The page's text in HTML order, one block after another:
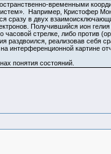
временными
Например, Кристофер
сразу в двух
Получившийся ион гелия
стрелке, либо против
раздвоился, реализовав себя
интерференционной картине
понятия состояний.